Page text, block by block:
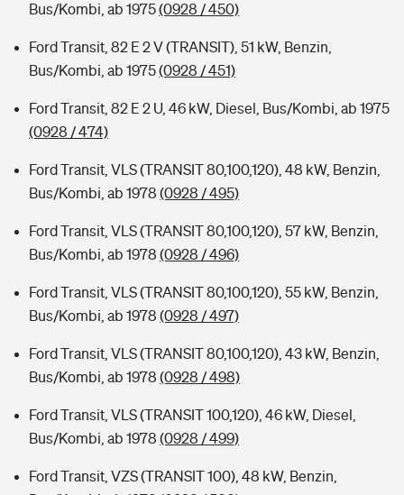
Bus/Kombi, ab 1975(0928 / 450)
Ford Transit, 82 E 2 V (TRANSIT), 51 kW, Benzin,
Bus/Kombi, ab 1975(0928 / 451)
Ford Transit, 82 E 2 U, 46 kW, Diesel, Bus/Kombi, ab 1975
(0928 / 474)
Ford Transit, VLS (TRANSIT 80,100,120), 48 kW, Benzin,
Bus/Kombi, ab 1978 (0928 / 495)
Ford Transit, VLS (TRANSIT 80,100,120), 57 kW, Benzin,
Bus/Kombi, ab 1978 (0928 / 496)
Ford Transit, VLS (TRANSIT 80,100,120), 55 kW, Benzin,
Bus/Kombi, ab 1978 (0928 / 497)
Ford Transit, VLS (TRANSIT 80,100,120), 43 kW, Benzin,
Bus/Kombi, ab 1978 (0928 / 498)
Ford Transit, VLS (TRANSIT 100,120), 46 kW, Diesel,
Bus/Kombi, ab 1978 (0928 / 499)
Ford Transit, VZS (TRANSIT 100), 48 kW, Benzin,